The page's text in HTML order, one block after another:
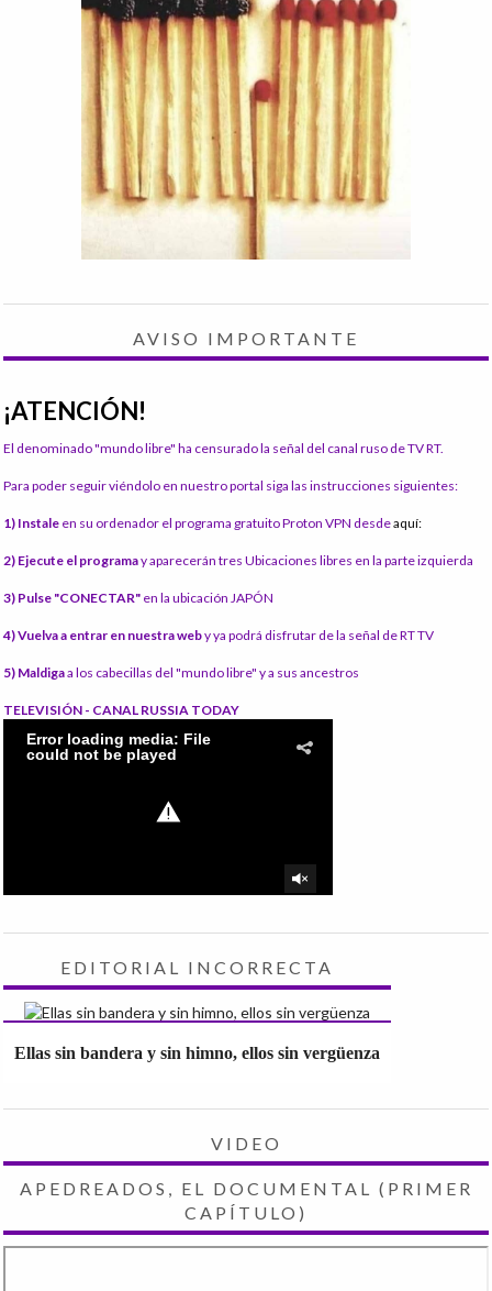
AVISO IMPORTANTE
¡ATENCIÓN!
El denominado "mundo libre" ha censurado la señal del canal ruso de TV RT.
Para poder seguir viéndolo en nuestro portal siga las instrucciones siguientes:
1) Instale en su ordenador el programa gratuito Proton VPN desdeaquí:
2) Ejecute el programay aparecerán tres Ubicaciones libres en la parte izquierda
3) Pulse "CONECTAR" en la ubicación JAPÓN
4) Vuelva a entrar en nuestra weby ya podrá disfrutar de la señal de RT TV
5) Maldigaa los cabecillas del "mundo libre" y a sus ancestros
TELEVISIÓN - CANAL RUSSIA TODAY
EDITORIAL INCORRECTA
Ellas sin bandera y sin himno, ellos sin vergüenza
VIDEO
APEDREADOS, EL DOCUMENTAL (PRIMER
CAPÍTULO)